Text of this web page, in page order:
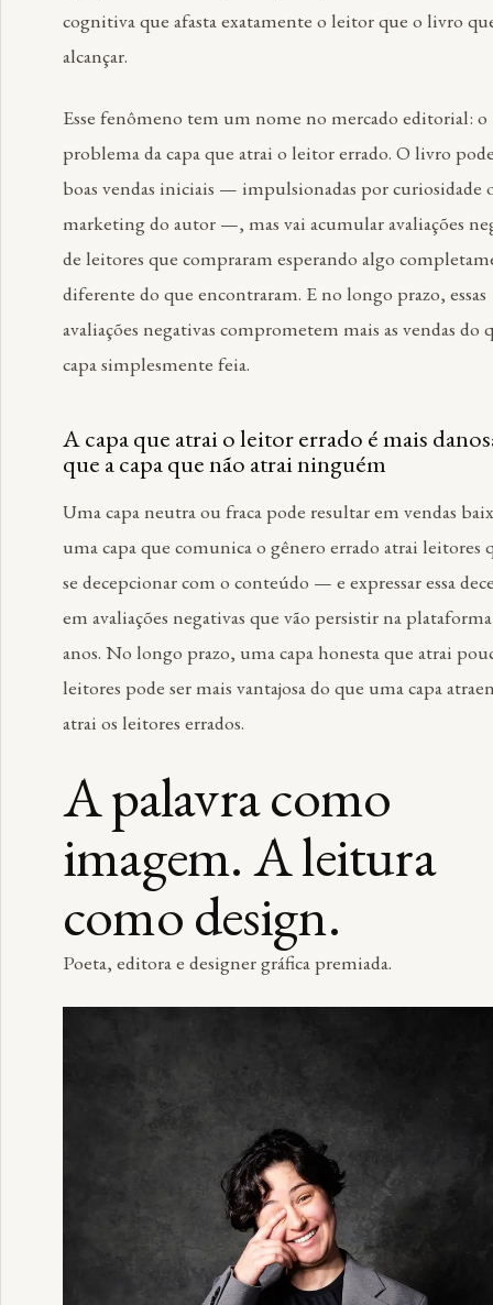
cognitiva que afasta exatamente o leitor que o livro
alcançar.
Esse fenômeno tem um nome no mercado editorial: o
problema da capa que atrai o leitor errado. O livro
boas vendas iniciais — impulsionadas por curiosidade
marketing do autor —, mas vai acumular avaliações
de leitores que compraram esperando algo
diferente do que encontraram. E no longo prazo, essas
avaliações negativas comprometem mais as vendas do
capa simplesmente feia.
A capa que atrai o leitor errado é mais
que a capa que não atrai ninguém
Uma capa neutra ou fraca pode resultar em vendas
uma capa que comunica o gênero errado atrai leitores
se decepcionar com o conteúdo — e expressar essa
em avaliações negativas que vão persistir na
anos. No longo prazo, uma capa honesta que atrai
leitores pode ser mais vantajosa do que uma capa
atrai os leitores errados.
A palavra como
imagem. A leitura
como design.
Poeta, editora e designer gráfica premiada.